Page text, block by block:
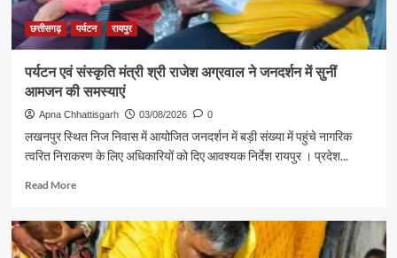
ने
की
छत्तीसगढ़ पर्यटन रायपुर
पर्यटन एवं संस्कृति मंत्री श्री राजेश अग्रवाल ने जनदर्शन में सुनीं
आमजन की समस्याएं
Apna Chhattisgarh 03/08/2026 0
लखनपुर स्थित निज निवास में आयोजित जनदर्शन में बड़ी संख्या में पहुंचे नागरिक
त्वरित निराकरण के लिए अधिकारियों को दिए आवश्यक निर्देश रायपुर । प्रदेश...
Read MoreRead
पर्यटन
एवं